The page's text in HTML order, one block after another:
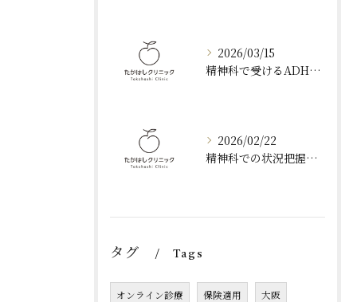
2026/03/15
精神科で受けるADHD診断と大阪府大阪市西区で生活を変えるための具体的な相談ガイド
2026/02/22
精神科での状況把握を正確に行うための事前準備と診察時の伝え方ガイド
タグ Tags
オンライン診療 保険適用 大阪